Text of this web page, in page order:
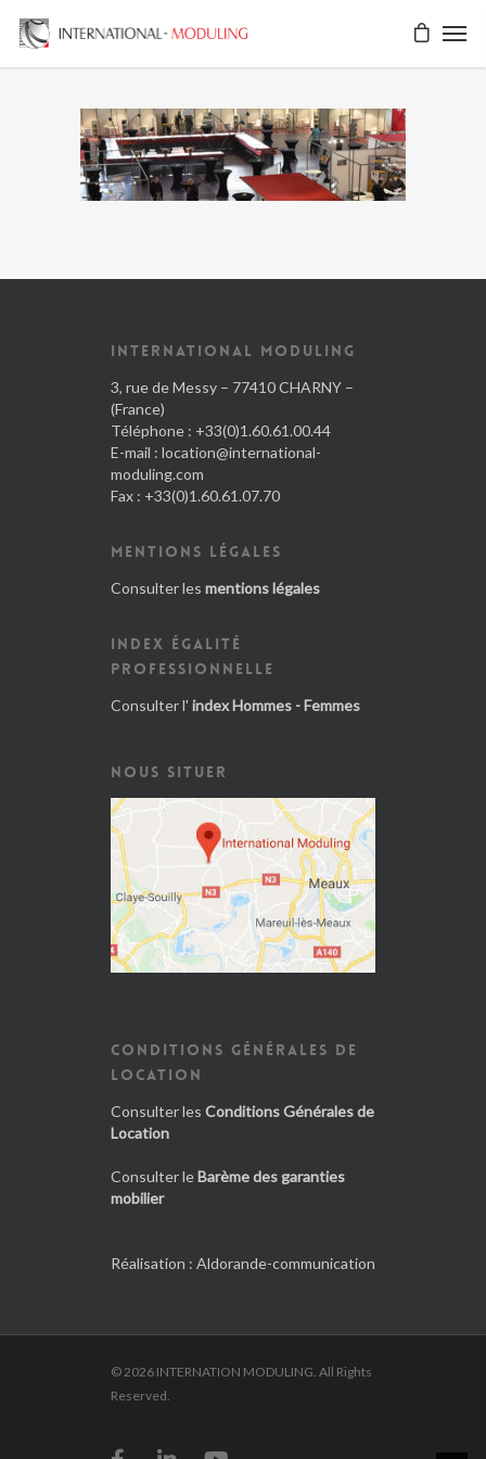
INTERNATIONAL MODULING
3, rue de Messy – 77410 CHARNY –
(France)
Téléphone : +33(0)1.60.61.00.44
E-mail : location@international-
moduling.com
Fax : +33(0)1.60.61.07.70
MENTIONS LÉGALES
Consulter les mentions légales
INDEX ÉGALITÉ
PROFESSIONNELLE
Consulter l' index Hommes - Femmes
NOUS SITUER
CONDITIONS GÉNÉRALES DE
LOCATION
Consulter les Conditions Générales de
Location
Consulter le Barème des garanties
mobilier
Réalisation : Aldorande-communication
© 2026 INTERNATION MODULING. All Rights
Reserved.